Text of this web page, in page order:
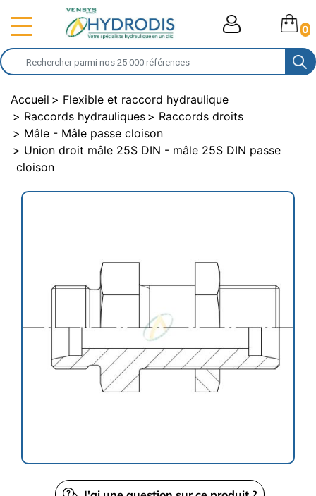
0
Accueil
Flexible et raccord hydraulique
Raccords hydrauliques
Raccords droits
Mâle - Mâle passe cloison
Union droit mâle 25S DIN - mâle 25S DIN passe
cloison